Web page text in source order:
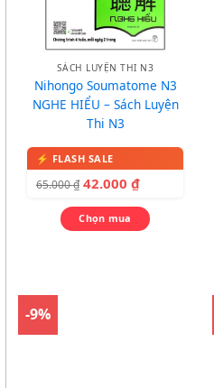
SÁCH LUYỆN THI N3
Nihongo Soumatome N3
NGHE HIỂU – Sách Luyện
Thi N3
65.000₫ 42.000 ₫
Chọn mua
-9%